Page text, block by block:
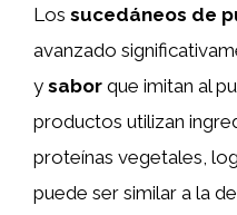
Los sucedáneos de
avanzado
y sabor que imitan al
productos utilizan
proteínas vegetales,
puede ser similar a la